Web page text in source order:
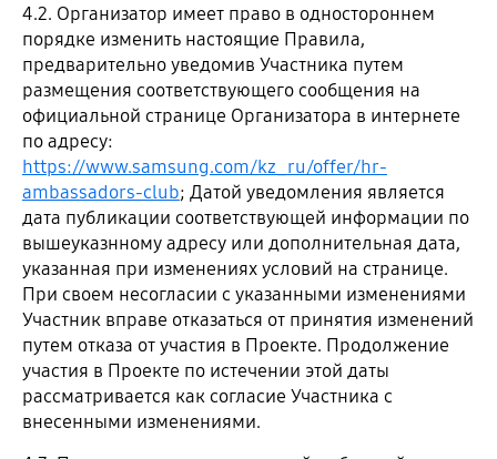
4.2. Организатор имеет право в одностороннем
порядке изменить настоящие Правила,
предварительно уведомив Участника путем
размещения соответствующего сообщения на
официальной странице Организатора в интернете
по адресу:
https://www.samsung.com/kz_ru/offer/hr-
ambassadors-club; Датой уведомления является
дата публикации соответствующей информации по
вышеуказнному адресу или дополнительная дата,
указанная при изменениях условий на странице.
При своем несогласии с указанными изменениями
Участник вправе отказаться от принятия изменений
путем отказа от участия в Проекте. Продолжение
участия в Проекте по истечении этой даты
рассматривается как согласие Участника с
внесенными изменениями.